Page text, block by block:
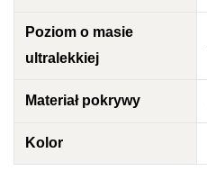
Poziom o masie
ultralekkiej
Materiał pokrywy
Kolor